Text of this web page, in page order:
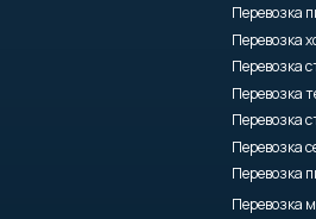
Перевозка
Перевозка
Перевозка
Перевозка
Перевозка
Перевозка
Перевозка
Перевозка